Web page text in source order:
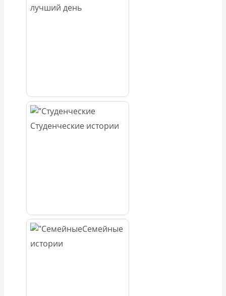
лучший день
Студенческие истории
Семейные
истории